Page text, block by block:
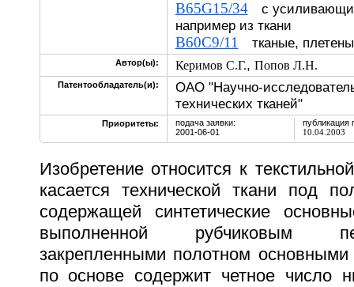
B65G15/34с
например из ткани
B60C9/11 тканые,
Автор(ы): Керимов С.Г., Попов Л.Н.
Патентообладатель(и):
ОАО "Научно-
технических тканей"
Приоритеты:
подача заявки:
2001-06-01
публикация
10.04.2003
Изобретение относится к
касается технической ткани под
содержащей синтетические
выполненной рубчиковым
закрепленными полотном основными
по основе содержит четное число